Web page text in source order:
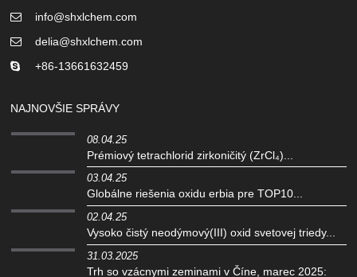
info@shxlchem.com
delia@shxlchem.com
+86-13661632459
NAJNOVŠIE SPRÁVY
08.04.25
Prémiový tetrachlorid zirkoničitý (ZrCl₄)...
03.04.25
Globálne riešenia oxidu erbia pre TOP10...
02.04.25
Vysoko čistý neodýmový(III) oxid svetovej triedy...
31.03.2025
Trh so vzácnymi zeminami v Číne, marec 2025: